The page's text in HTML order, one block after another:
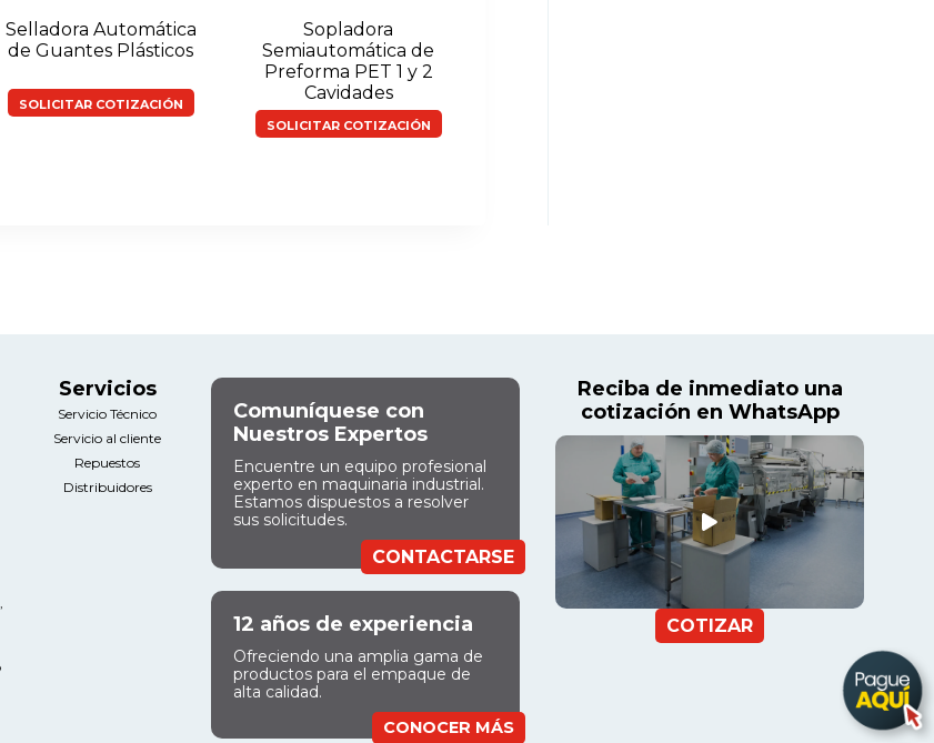
Selladora Automática
de Guantes Plásticos
SOLICITAR COTIZACIÓN
Sopladora
Semiautomática de
Preforma PET 1 y 2
Cavidades
SOLICITAR COTIZACIÓN
Servicios
Servicio Técnico
Servicio al cliente
Repuestos
Distribuidores
Comuníquese con
Nuestros Expertos
Encuentre un equipo profesional
experto en maquinaria industrial.
Estamos dispuestos a resolver
sus solicitudes.
CONTACTARSE
12 años de experiencia
Ofreciendo una amplia gama de
productos para el empaque de
alta calidad.
CONOCER MÁS
Reciba de inmediato una
cotización en WhatsApp
COTIZAR